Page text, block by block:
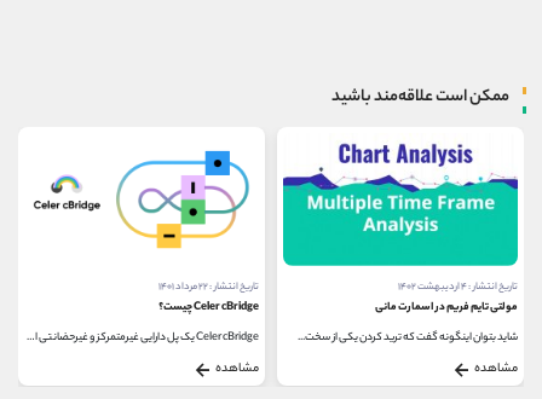
ممکن است علاقه‌مند باشید
تاریخ انتشار : ۴ اردیبهشت ۱۴۰۲
مولتی تایم فریم در اسمارت مانی
شاید بتوان اینگونه گفت که ترید کردن یکی از سخت...
مشاهده
تاریخ انتشار : ۲۲ مرداد ۱۴۰۱
Celer cBridge چیست؟
Celer cBridge یک پل دارایی غیرمتمرکز و غیرحضانتی است...
مشاهده